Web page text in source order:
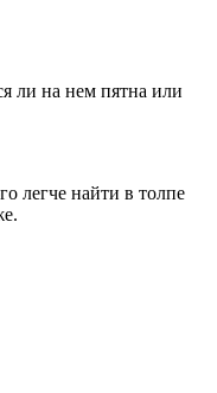
ли на нем пятна или
легче найти в толпе